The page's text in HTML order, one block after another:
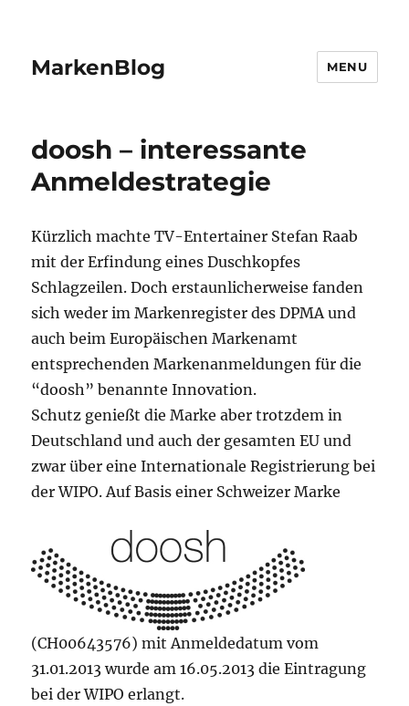
MarkenBlog MENU
doosh – interessante
Anmeldestrategie
Kürzlich machte TV-Entertainer Stefan Raab
mit der Erfindung eines Duschkopfes
Schlagzeilen. Doch erstaunlicherweise fanden
sich weder im Markenregister des DPMA und
auch beim Europäischen Markenamt
entsprechenden Markenanmeldungen für die
“doosh” benannte Innovation.
Schutz genießt die Marke aber trotzdem in
Deutschland und auch der gesamten EU und
zwar über eine Internationale Registrierung bei
der WIPO. Auf Basis einer Schweizer Marke
(CH00643576) mit Anmeldedatum vom
31.01.2013 wurde am 16.05.2013 die Eintragung
bei der WIPO erlangt.